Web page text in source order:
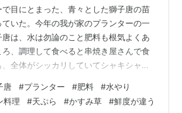
目にとまった、青々とした獅子唐の苗
いた。今年の我が家のプランターの一
は、水は勿論のこと肥料も根気よくあ
、調理して食べると串焼き屋さんで食
全体がシッカリしていてシャキシャキ
焼きにして、炙った獅子唐を付け合わせ
から次へと実を結ぶ獅子唐は使いきれ
唐 #プランター #肥料 #水やり
料理 #天ぷら #かすみ草 #鮮度が違う